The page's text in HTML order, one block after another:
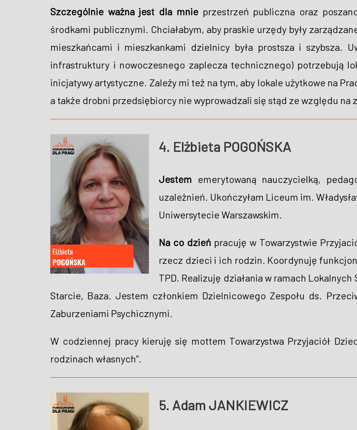
Szczególnie ważna jest dla mnieprzestrzeń publiczna oraz
środkami publicznymi. Chciałabym, aby praskie urzędy były
mieszkańcami i mieszkankami dzielnicy była prostsza i szybsza.
infrastruktury i nowoczesnego zaplecza technicznego) potrzebują
inicjatywy artystyczne. Zależy mi też na tym, aby lokale użytkowe na
a także drobni przedsiębiorcy nie wyprowadzali się stąd ze względu na
4. Elżbieta POGOŃSKA
Jestem emerytowaną nauczycielką,
uzależnień. Ukończyłam Liceum im.
Uniwersytecie Warszawskim.
Na co dzieńpracuję w Towarzystwie
rzecz dzieci i ich rodzin. Koordynuję
TPD. Realizuję działania w ramach
Starcie, Baza. Jestem członkiem Dzielnicowego Zespołu ds.
Zaburzeniami Psychicznymi.
W codziennej pracy kieruję się mottem Towarzystwa Przyjaciół
rodzinach własnych”.
5. Adam JANKIEWICZ